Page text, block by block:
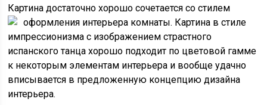
Картина достаточно хорошо сочетается со стилем
оформления интерьера комнаты. Картина в стиле
импрессионизма с изображением страстного
испанского танца хорошо подходит по цветовой гамме
к некоторым элементам интерьера и вообще удачно
вписывается в предложенную концепцию дизайна
интерьера.